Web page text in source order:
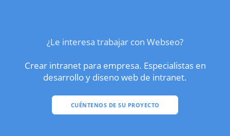
¿Le interesa trabajar con Webseo?
Crear intranet para empresa. Especialistas en
desarrollo y diseno web de intranet.
CUÉNTENOS DE SU PROYECTO